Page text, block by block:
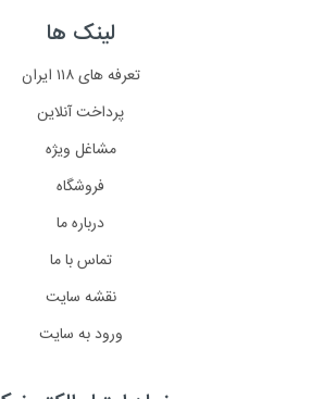
لینک ها
تعرفه های ۱۱۸ ایران
پرداخت آنلاین
مشاغل ویژه
فروشگاه
درباره ما
تماس با ما
نقشه سایت
ورود به سایت